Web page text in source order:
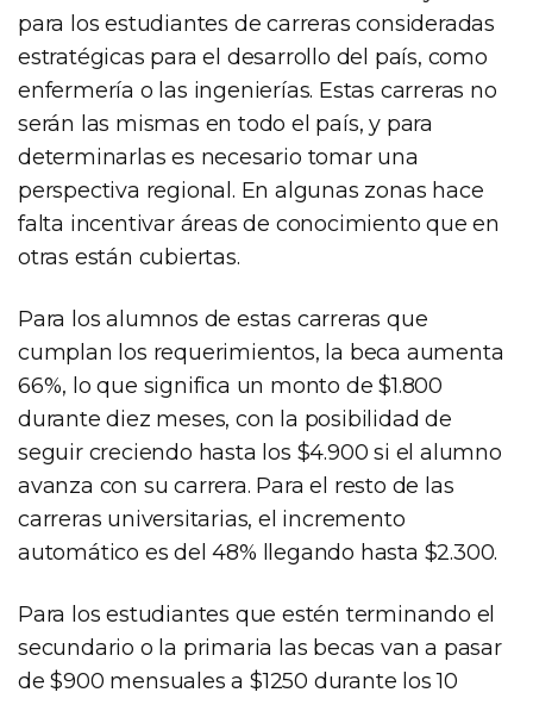
para los estudiantes de carreras consideradas
estratégicas para el desarrollo del país, como
enfermería o las ingenierías. Estas carreras no
serán las mismas en todo el país, y para
determinarlas es necesario tomar una
perspectiva regional. En algunas zonas hace
falta incentivar áreas de conocimiento que en
otras están cubiertas.
Para los alumnos de estas carreras que
cumplan los requerimientos, la beca aumenta
66%, lo que significa un monto de $1.800
durante diez meses, con la posibilidad de
seguir creciendo hasta los $4.900 si el alumno
avanza con su carrera. Para el resto de las
carreras universitarias, el incremento
automático es del 48% llegando hasta $2.300.
Para los estudiantes que estén terminando el
secundario o la primaria las becas van a pasar
de $900 mensuales a $1250 durante los 10